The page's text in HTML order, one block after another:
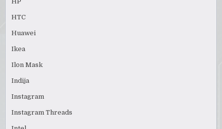
HTC
Huawei
Ikea
Ilon Mask
Indija
Instagram
Instagram Threads